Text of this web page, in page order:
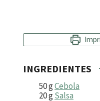
INGREDIENTES
50gCebola
20gSalsa